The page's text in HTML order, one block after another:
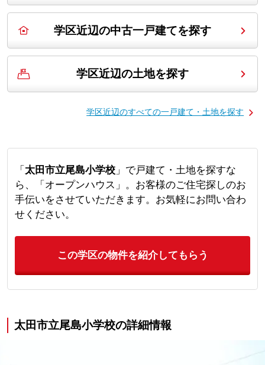
学区近辺の中古一戸建てを探す
学区近辺の土地を探す
学区近辺のすべての一戸建て・土地を探す
「 太田市立尾島小学校」で戸建て・土地を探すな
ら、「オープンハウス」。お客様のご住宅探しのお
手伝いをさせていただきます。お気軽にお問い合わ
せください。
この学区の物件を紹介してもらう
太田市立尾島小学校の詳細情報